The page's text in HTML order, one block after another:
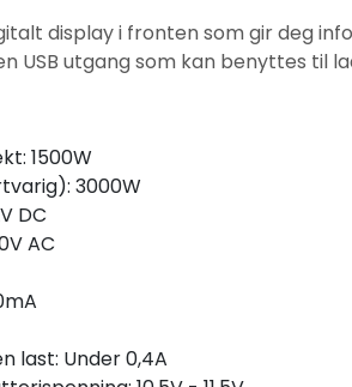
display i fronten som gir deg
USB utgang som kan benyttes til
1500W
3000W
DC
AC
last: Under 0,4A